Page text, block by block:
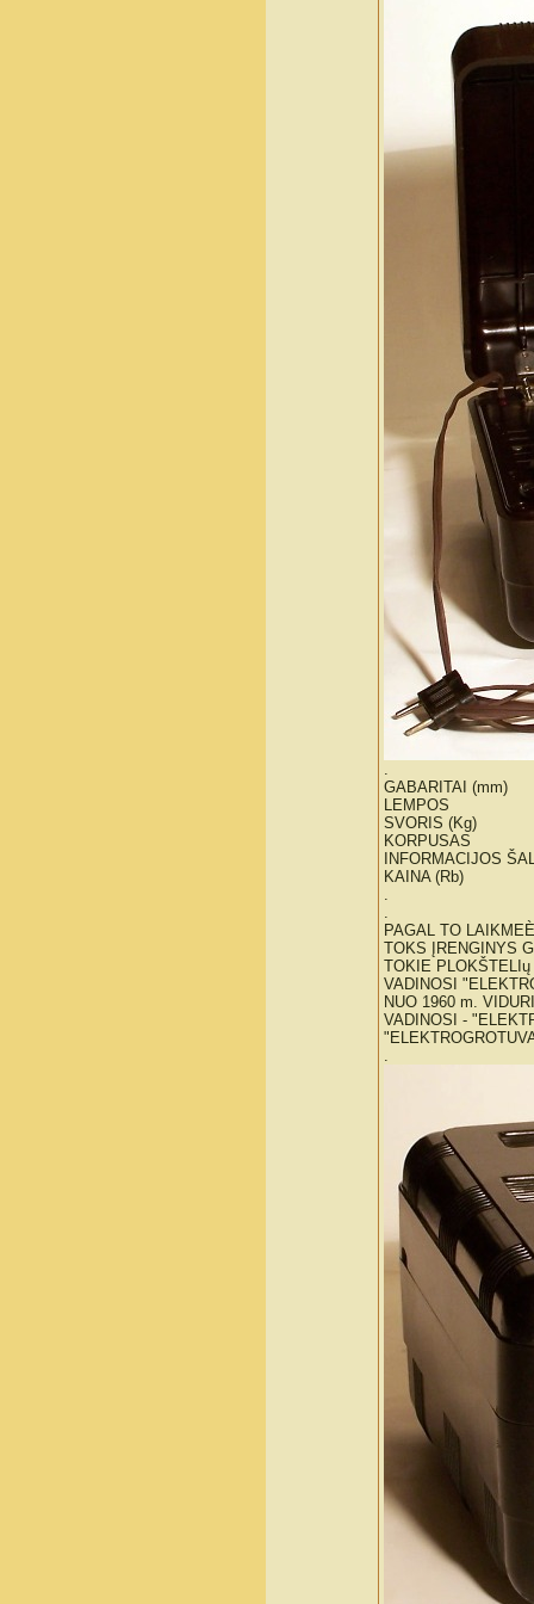
.
GABARITAI (mm)
LEMPOS
SVORIS (Kg)
KORPUSAS
INFORMACIJOS
KAINA (Rb)
.
.
PAGAL TO
TOKS ĮRENGINYS
TOKIE
VADINOSI
NUO 1960 m.
VADINOSI -
.